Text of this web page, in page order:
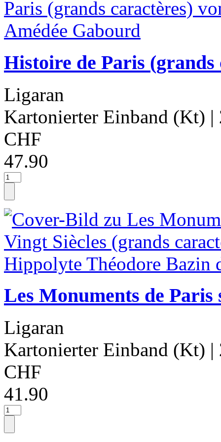
Histoire de Paris (grands
Ligaran
Kartonierter Einband (Kt) |
CHF
47.90
Les Monuments de Paris
Ligaran
Kartonierter Einband (Kt) |
CHF
41.90